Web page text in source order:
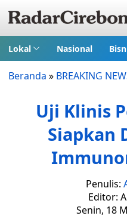
Lokal Nasional
Beranda » BREAKING
Uji Klinis
Siapkan
Penulis:
Editor:
Senin, 18